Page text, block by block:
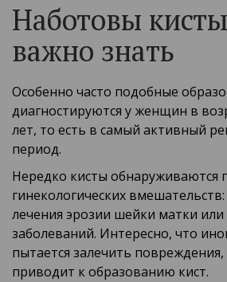
Наботовы
важно знать
Особенно часто подобные
диагностируются у женщин в
лет, то есть в самый активный
период.
Нередко кисты обнаруживаются
гинекологических
лечения эрозии шейки матки
заболеваний. Интересно, что
пытается залечить
приводит к образованию кист.